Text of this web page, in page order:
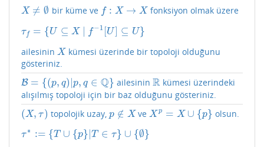
X ≠ ∅
X≠ ∅ bir küme ve f : X → X
f:X→X fonksiyon olmak üzere
τf = {U ⊆ X f−1 [U] ⊆ U}
τf ={U⊆ X | −1[U ]⊆ }
ailesinin X
X kümesi üzerinde bir topoloji olduğunu
gösteriniz.
B = {(p, q) p, q ∈ Q}
B= {(p ,q)|p ,q∈Q } ailesininR
R kümesi üzerindeki
alışılmış topoloji için bir baz olduğunu gösteriniz.
(X, τ)
(X,τ) topolojik uzay, p ∉ X
p ∉X ve X p = X ∪ {p}
Xp= X∪ {p} olsun.
τ ∗ := {T ∪ {p} |T ∈ τ} ∪ {∅}
τ ∗:={T∪{p}| T∈τ} ∪{∅}